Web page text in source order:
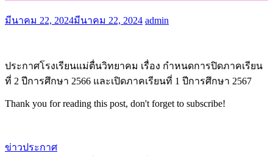
มีนาคม 22, 2024มีนาคม 22, 2024 admin
ประกาศโรงเรียนแม่ตื่นวิทยาคม เรื่อง กำหนดการปิดภาคเรียน
ที่ 2 ปีการศึกษา 2566 และเปิดภาคเรียนที่ 1 ปีการศึกษา 2567
Thank you for reading this post, don't forget to subscribe!
ข่าวประกาศ